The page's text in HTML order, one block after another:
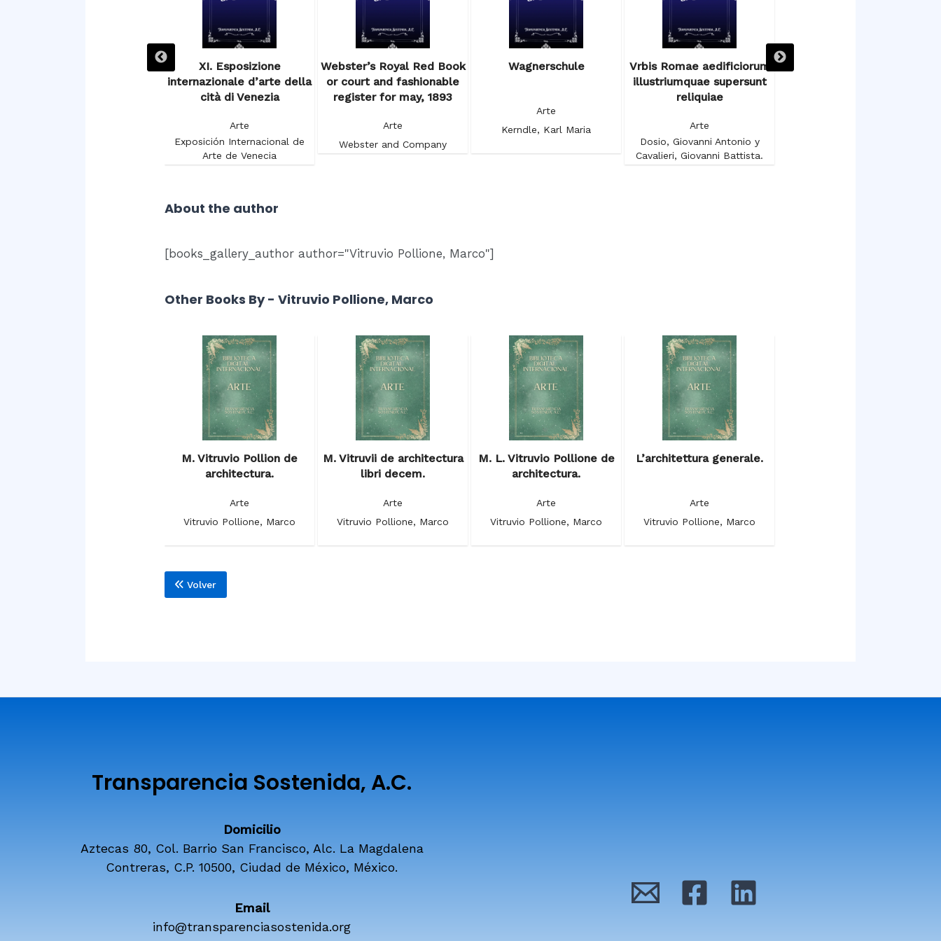
XI. Esposizione
internazionale d’arte della
cità di Venezia
Arte
Exposición Internacional de
Arte de Venecia
Webster’s Royal Red Book
or court and fashionable
register for may, 1893
Arte
Webster and Company
Wagnerschule
Arte
Kerndle, Karl Maria
Vrbis Romae aedificiorum
illustriumquae supersunt
reliquiae
Arte
Dosio, Giovanni Antonio y
Cavalieri, Giovanni Battista.
Voyage autour du Salon
About the author
[books_gallery_author author="Vitruvio Pollione, Marco"]
Other Books By - Vitruvio Pollione, Marco
M. Vitruvio Pollion de
architectura.
Arte
Vitruvio Pollione, Marco
M. Vitruvii de architectura
libri decem.
Arte
Vitruvio Pollione, Marco
M. L. Vitruvio Pollione de
architectura.
Arte
Vitruvio Pollione, Marco
L’architettura generale.
Arte
Vitruvio Pollione, Marco
Volver
Transparencia Sostenida, A.C.
Domicilio
Aztecas 80, Col. Barrio San Francisco, Alc. La Magdalena
Contreras, C.P. 10500, Ciudad de México, México.
Email
info@transparenciasostenida.org